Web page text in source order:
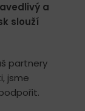
a
slouží
partnery
jsme